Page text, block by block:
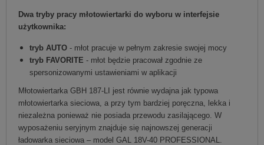
Dwa tryby pracy młotowiertarki do wyboru w interfejsie
użytkownika:
tryb AUTO - młot pracuje w pełnym zakresie swojej mocy
tryb FAVORITE - młot będzie pracował zgodnie ze
spersonizowanymi ustawieniami w aplikacji
Młotowiertarka GBH 187-LI jest równie wydajna jak typowa
młotowiertarka sieciowa, a przy tym bardziej poręczna, lekka i
niezależna ponieważ nie posiada przewodu zasilającego. W
wyposażeniu seryjnym znajduje się najnowszej generacji
ładowarka sieciowa – model GAL 18V-40 PROFESSIONAL.